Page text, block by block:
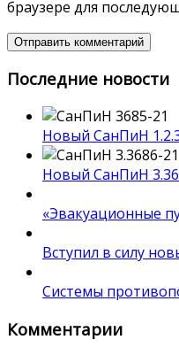
браузере для
Последние новости
Новый СанПиН
Новый СанПиН
«Эвакуационные
Вступил в силу
Системы
Комментарии